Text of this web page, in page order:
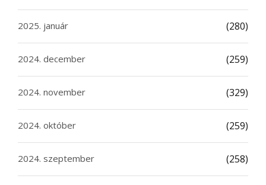
2025. január (280)
2024. december (259)
2024. november (329)
2024. október (259)
2024. szeptember (258)